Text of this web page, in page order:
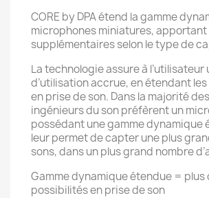
CORE by DPA étend la gamme
microphones miniatures, apportant
supplémentaires selon le type de
La technologie assure à l’utilisateur
d’utilisation accrue, en étendant
en prise de son. Dans la majorité
ingénieurs du son préfèrent un
possédant une gamme dynamique
leur permet de capter une plus
sons, dans un plus grand nombre
Gamme dynamique étendue = plus
possibilités en prise de son